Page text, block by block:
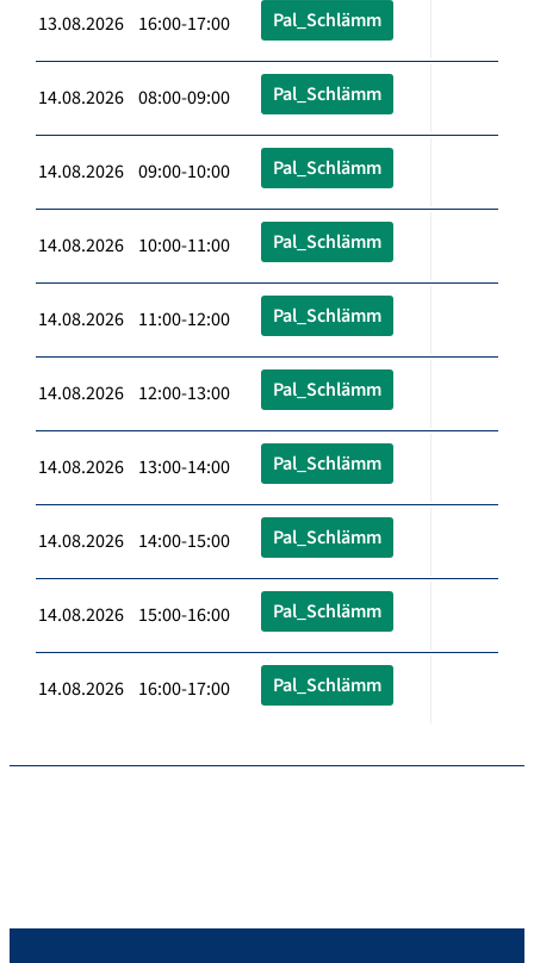
13.08.2026 16:00-17:00 Pal_Schlämm
14.08.2026 08:00-09:00 Pal_Schlämm
14.08.2026 09:00-10:00 Pal_Schlämm
14.08.2026 10:00-11:00 Pal_Schlämm
14.08.2026 11:00-12:00 Pal_Schlämm
14.08.2026 12:00-13:00 Pal_Schlämm
14.08.2026 13:00-14:00 Pal_Schlämm
14.08.2026 14:00-15:00 Pal_Schlämm
14.08.2026 15:00-16:00 Pal_Schlämm
14.08.2026 16:00-17:00 Pal_Schlämm